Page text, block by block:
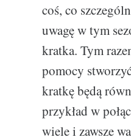
coś, co
uwagę w tym
kratka. Tym
pomocy
kratkę będą
przykład w
wiele i zawsze